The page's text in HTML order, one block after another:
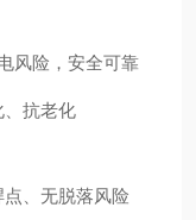
风险，安全可靠
、抗老化
点、无脱落风险